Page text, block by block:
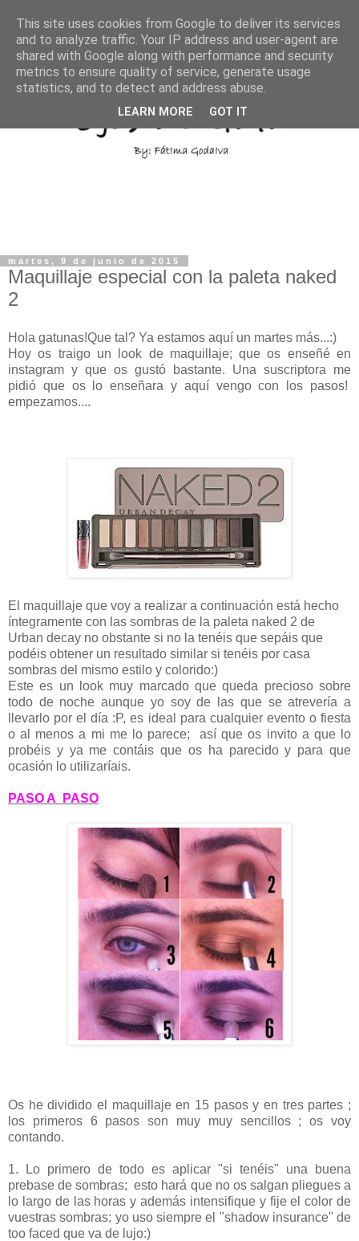
martes, 9 de junio de 2015
Maquillaje especial con la paleta naked
2
Hola gatunas!Que tal? Ya estamos aquí un martes más...:)
Hoy os traigo un look de maquillaje; que os enseñé en
instagram y que os gustó bastante. Una suscriptora me
pidió que os lo enseñara y aquí vengo con los pasos!
empezamos....
El maquillaje que voy a realizar a continuación está hecho
íntegramente con las sombras de la paleta naked 2 de
Urban decay no obstante si no la tenéis que sepáis que
podéis obtener un resultado similar si tenéis por casa
sombras del mismo estilo y colorido:)
Este es un look muy marcado que queda precioso sobre
todo de noche aunque yo soy de las que se atrevería a
llevarlo por el día :P, es ideal para cualquier evento o fiesta
o al menos a mi me lo parece; así que os invito a que lo
probéis y ya me contáis que os ha parecido y para que
ocasión lo utilizaríais.
PASO A PASO
Os he dividido el maquillaje en 15 pasos y en tres partes ;
los primeros 6 pasos son muy muy sencillos ; os voy
contando.
1. Lo primero de todo es aplicar "si tenéis" una buena
prebase de sombras; esto hará que no os salgan pliegues a
lo largo de las horas y además intensifique y fije el color de
vuestras sombras; yo uso siempre el "shadow insurance" de
too faced que va de lujo:)
This site uses cookies from Google to deliver its services
and to analyze traffic. Your IP address and user-agent are
shared with Google along with performance and security
metrics to ensure quality of service, generate usage
statistics, and to detect and address abuse.
LEARN MORE GOT IT